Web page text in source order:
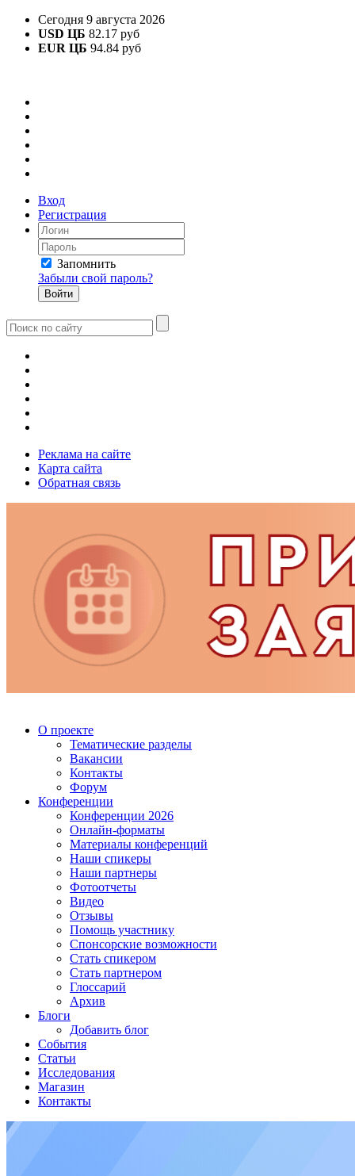
Сегодня 9 августа 2026
USD ЦБ 82.17 руб
EUR ЦБ 94.84 руб
Вход
Регистрация
Запомнить
Забыли свой пароль?
Реклама на сайте
Карта сайта
Обратная связь
О проекте
Тематические разделы
Вакансии
Контакты
Форум
Конференции
Конференции 2026
Онлайн-форматы
Материалы конференций
Наши спикеры
Наши партнеры
Фотоотчеты
Видео
Отзывы
Помощь участнику
Спонсорские возможности
Стать спикером
Стать партнером
Глоссарий
Архив
Блоги
Добавить блог
События
Статьи
Исследования
Магазин
Контакты